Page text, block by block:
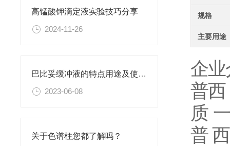
高锰酸钾滴定液实验技巧分享
2024-11-26
巴比妥缓冲液的特点用途及使用方法
2023-06-08
关于色谱柱您都了解吗？
规格
主要用途
企业
普西
质
普西